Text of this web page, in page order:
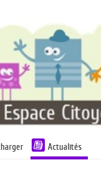
Actualités